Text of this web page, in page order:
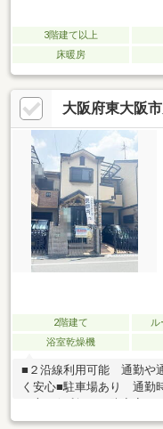
3階建て以上
床暖房
大阪府東大阪
2階建て ル
浴室乾燥機
■２沿線利用可能 通勤や
く安心■駐車場あり 通勤
う方に便利です■防音室
めます お子様の習い事部